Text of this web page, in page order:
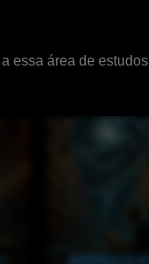
essa área de estudos